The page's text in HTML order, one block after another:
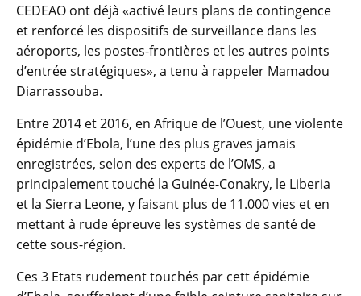
CEDEAO ont déjà «activé leurs plans de contingence
et renforcé les dispositifs de surveillance dans les
aéroports, les postes-frontières et les autres points
d’entrée stratégiques», a tenu à rappeler Mamadou
Diarrassouba.
Entre 2014 et 2016, en Afrique de l’Ouest, une violente
épidémie d’Ebola, l’une des plus graves jamais
enregistrées, selon des experts de l’OMS, a
principalement touché la Guinée-Conakry, le Liberia
et la Sierra Leone, y faisant plus de 11.000 vies et en
mettant à rude épreuve les systèmes de santé de
cette sous-région.
Ces 3 Etats rudement touchés par cett épidémie